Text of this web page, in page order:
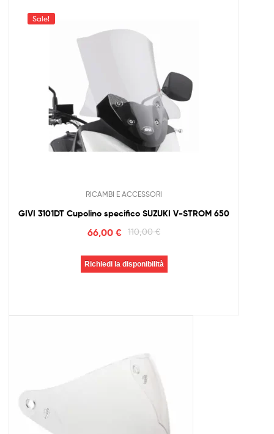
Sale!
RICAMBI E ACCESSORI
GIVI 3101DT Cupolino specifico SUZUKI V-STROM 650
110,00€
66,00€
Richiedi la disponibilità